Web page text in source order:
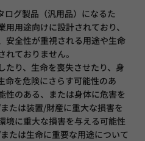
ログ製品（汎用品）になるた
用途向けに設計されており、
安全性が重視される用途や生命
ておりません。
たり、生命を喪失させたり、身
命を危険にさらす可能性のあ
性のある、または身体に危害を
たは装置/財産に重大な損害を
境に重大な損害を与える可能性
たは生命に重要な用途について